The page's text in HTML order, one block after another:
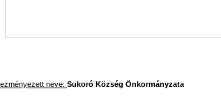
neve: Sukoró Község Önkormányzata